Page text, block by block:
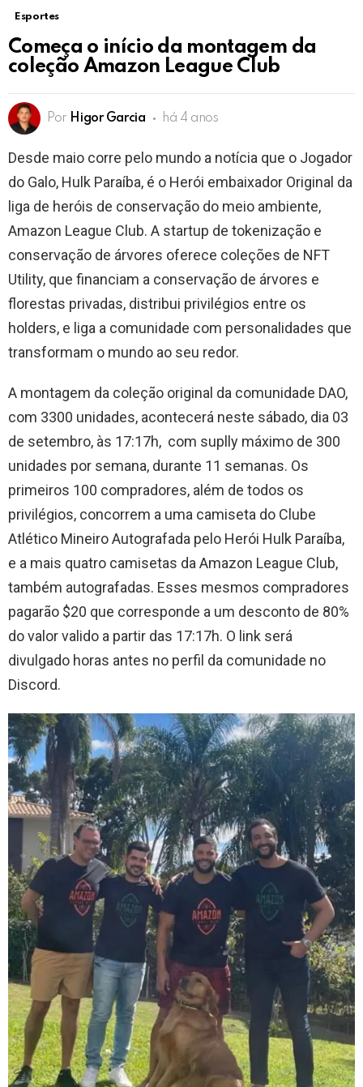
Esportes
Começa o início da montagem da
coleção Amazon League Club
Por Higor Garcia há 4 anos
Desde maio corre pelo mundo a notícia que o Jogador
do Galo, Hulk Paraíba, é o Herói embaixador Original da
liga de heróis de conservação do meio ambiente,
Amazon League Club. A startup de tokenização e
conservação de árvores oferece coleções de NFT
Utility, que financiam a conservação de árvores e
florestas privadas, distribui privilégios entre os
holders, e liga a comunidade com personalidades que
transformam o mundo ao seu redor.
A montagem da coleção original da comunidade DAO,
com 3300 unidades, acontecerá neste sábado, dia 03
de setembro, às 17:17h, com suplly máximo de 300
unidades por semana, durante 11 semanas. Os
primeiros 100 compradores, além de todos os
privilégios, concorrem a uma camiseta do Clube
Atlético Mineiro Autografada pelo Herói Hulk Paraíba,
e a mais quatro camisetas da Amazon League Club,
também autografadas. Esses mesmos compradores
pagarão $20 que corresponde a um desconto de 80%
do valor valido a partir das 17:17h. O link será
divulgado horas antes no perfil da comunidade no
Discord.